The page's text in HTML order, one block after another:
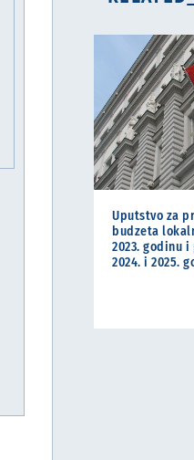
Uputstvo za
budzeta
2023. godinu
2024. i 2025.